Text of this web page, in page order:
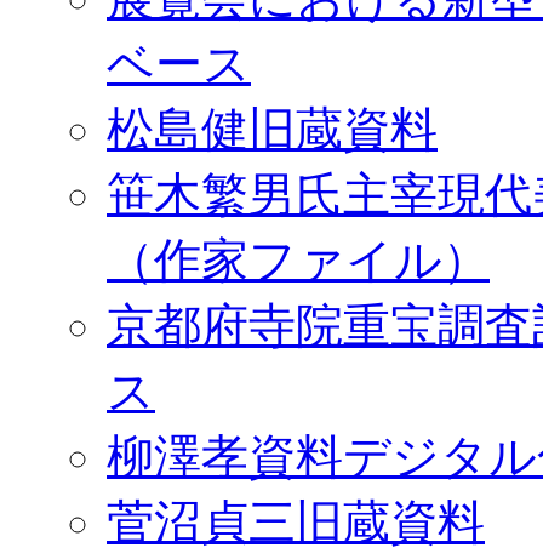
ベース
松島健旧蔵資料
笹木繁男氏主宰現
（作家ファイル）
京都府寺院重宝調
ス
柳澤孝資料デジタ
菅沼貞三旧蔵資料